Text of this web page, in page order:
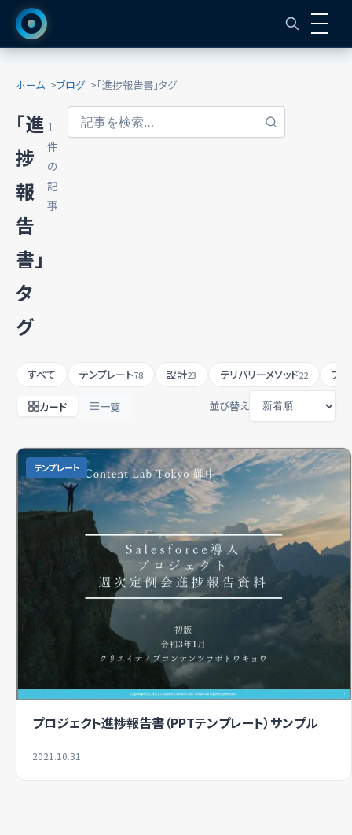
ホーム ブログ 「進捗報告書」タグ
「進
捗
報
告
書」
タ
グ
1
件
の
記
事
すべて テンプレート78 設計23 デリバリーメソッド22 プ
カード 一覧 並び替え
テンプレート
プロジェクト進捗報告書（PPTテンプレート）サンプル
2021.10.31